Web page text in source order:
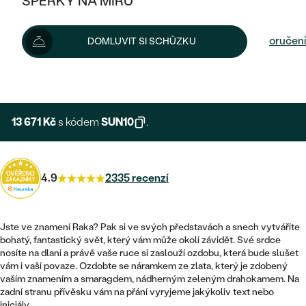
KOMBINOVANÉ ZLATO
DLE STYLU
BEZ KAMENE
VYKROJENÉ
NETRADIČNÍ
TEPANÉ
POSTRANNÍ KAMENY
HALO
VINTAGE
NETRADIČNÍ
SESTAV SI SVŮJ PRSTEN
ZAČÍT S PRSTENEM
ZAČÍT S DIAMANTEM
VÝPRODEJ
KDYŽ ŠPERKY POMÁHAJÍ
DLE TYPU
PRSTENY
PŘÍVĚSKY
NÁRAMKY
SETY
PÁNSKÉ ŠPERKY
PLATINOVÉ
PECKOVÉ
MINIMALISTICKÉ
SOLITÉR
VE TVARU SRDCE
ZLATÉ
STŘÍBRNÉ
SOLITÉR
NAROZENÍ DÍTĚTE
PERSONALIZOVANÉ
SE ZNAMENÍM ZVĚROKRUHU
MINIMALISTICKÉ
ŠPERKY SKLADEM
VÝPRODEJ
DLE MATERIÁLU
STŘÍBRNÉ
PLATINOVÉ
DLE STYLU
ETERNITY
DOMLUVIT SI SCHŮZKU
15 190 Kč
Šperk vám doručíme do 7 - 10 prac. dní. Možnosti doručení
13 671 Kčs kódem SUN10 .
4.9 2335 recenzí
Jste ve znamení Raka? Pak si ve svých představách a snech vytváříte
bohatý, fantastický svět, který vám může okolí závidět. Své srdce
nosíte na dlani a právě vaše ruce si zaslouží ozdobu, která bude slušet
vám i vaší povaze. Ozdobte se náramkem ze zlata, který je zdobený
vaším znamením a smaragdem, nádherným zeleným drahokamem. Na
zadní stranu přívěsku vám na přání vyryjeme jakýkoliv text nebo